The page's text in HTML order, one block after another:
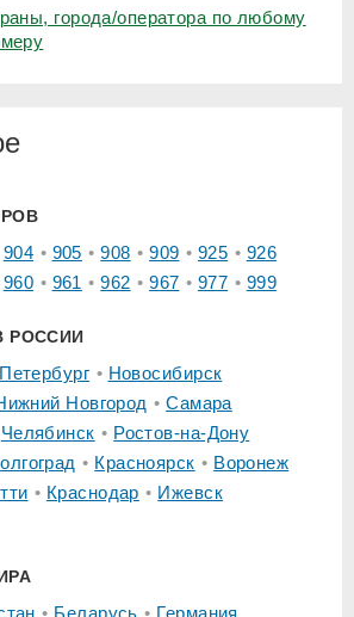
города/оператора по любому
904 905 908 909 925
926
960 961 962 967 977 999
РОССИИ
Новосибирск
Новгород
Самара
Челябинск
Ростов-на-Дону
Красноярск
Воронеж
Краснодар
Ижевск